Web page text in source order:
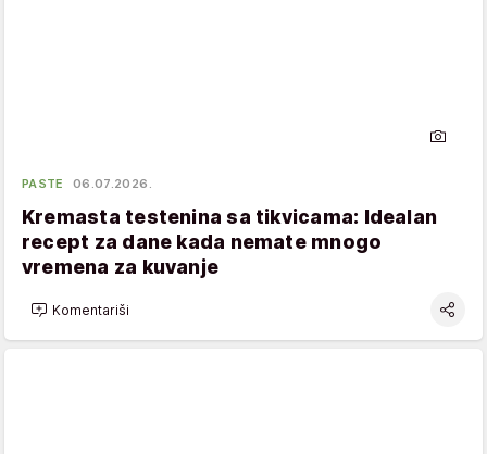
PASTE 06.07.2026.
Kremasta testenina sa tikvicama: Idealan
recept za dane kada nemate mnogo
vremena za kuvanje
Komentariši